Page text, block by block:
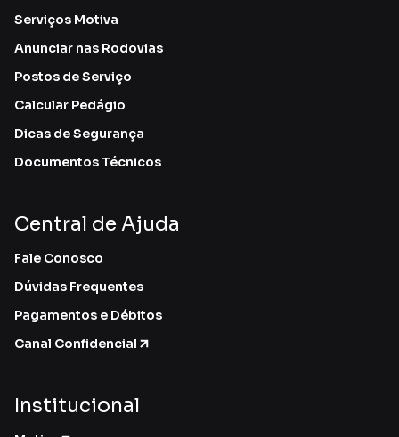
Serviços Motiva
Anunciar nas Rodovias
Postos de Serviço
Calcular Pedágio
Dicas de Segurança
Documentos Técnicos
Central de Ajuda
Fale Conosco
Dúvidas Frequentes
Pagamentos e Débitos
Canal Confidencial
Institucional